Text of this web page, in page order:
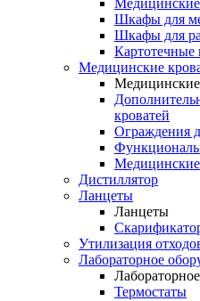
Шкафы для
Шкафы для
Медицинские
Медицинские
кроватей
Ограждения
Дистиллятор
Ланцеты
Ланцеты
Утилизация
Лабораторное
Термостаты